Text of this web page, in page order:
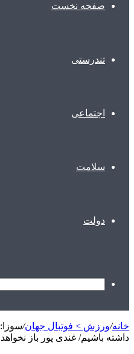
صفحه نخست
تندرستی
اجتماعی
سلامت
دولت
خانه/ورزش > فوتبال جهان/سوزا:
داشته باشیم/ غندی پور باز